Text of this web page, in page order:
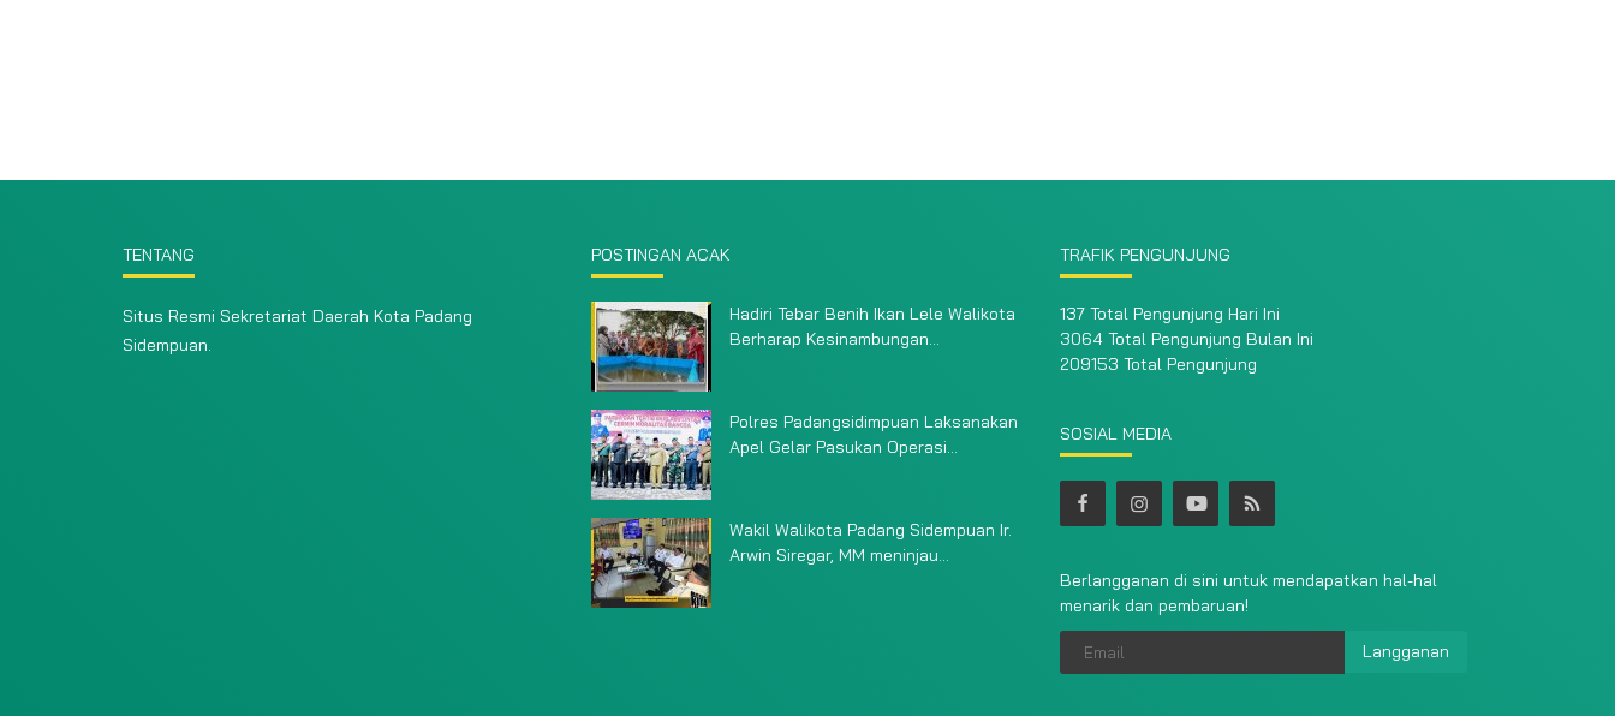
TENTANG
Situs Resmi Sekretariat Daerah Kota Padang
Sidempuan.
POSTINGAN ACAK
Hadiri Tebar Benih Ikan Lele Walikota
Berharap Kesinambungan...
Polres Padangsidimpuan Laksanakan
Apel Gelar Pasukan Operasi...
Wakil Walikota Padang Sidempuan Ir.
Arwin Siregar, MM meninjau...
TRAFIK PENGUNJUNG
137 Total Pengunjung Hari Ini
3064 Total Pengunjung Bulan Ini
209153 Total Pengunjung
SOSIAL MEDIA
Berlangganan di sini untuk mendapatkan hal-hal
menarik dan pembaruan!
Langganan